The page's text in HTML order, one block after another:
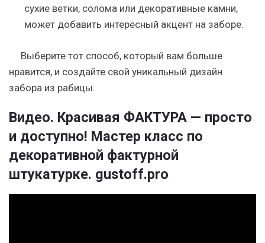
сухие ветки, солома или декоративные камни,
может добавить интересный акцент на заборе.
Выберите тот способ, который вам больше
нравится, и создайте свой уникальный дизайн
забора из рабицы.
Видео. Красивая ФАКТУРА — просто
и доступно! Мастер класс по
декоративной фактурной
штукатурке. gustoff.pro